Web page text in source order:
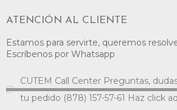
ATENCIÓN AL CLIENTE
Estamos para servirte, queremos
Escríbenos por Whatsapp
CUTEM Call Center Preguntas,
tu pedido (878) 157-57-61 Haz click